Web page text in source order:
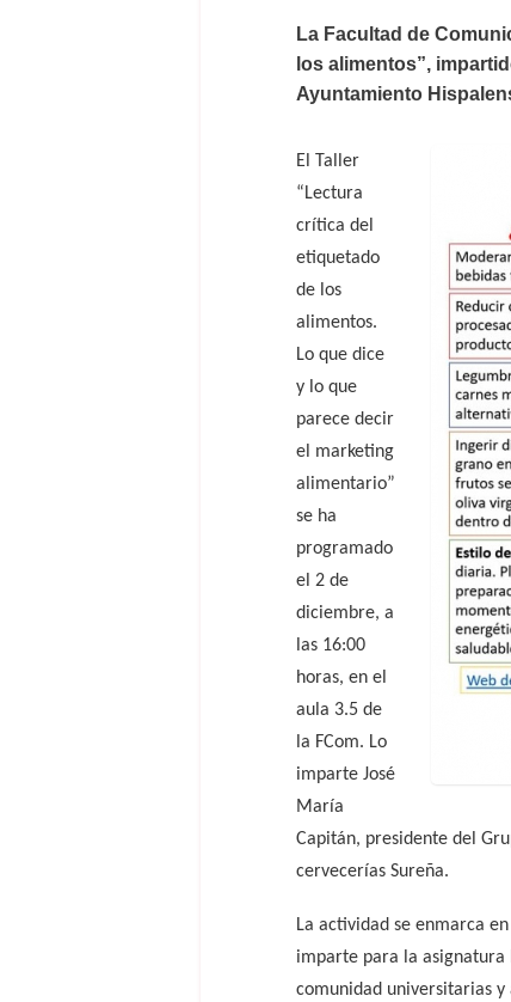
La Facultad de
los alimentos”,
Ayuntamiento
El Taller
“Lectura
crítica del
etiquetado
de los
alimentos.
Lo que dice
y lo que
parece decir
el marketing
alimentario”
se ha
programado
el 2 de
diciembre, a
las 16:00
horas, en el
aula 3.5 de
la FCom. Lo
imparte José
María
Capitán, presidente del
cervecerías Sureña.
La actividad se enmarca
imparte para la asignatura
comunidad universitarias y